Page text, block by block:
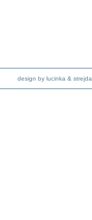
design by lucinka & strejda